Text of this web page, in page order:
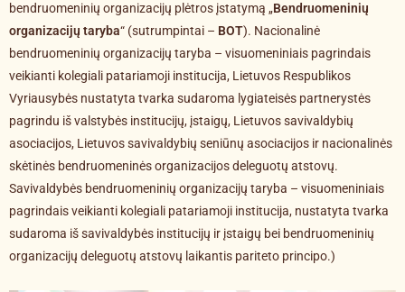
bendruomeninių organizacijų plėtros įstatymą „Bendruomeninių
organizacijų taryba“ (sutrumpintai – BOT). Nacionalinė
bendruomeninių organizacijų taryba – visuomeniniais pagrindais
veikianti kolegiali patariamoji institucija, Lietuvos Respublikos
Vyriausybės nustatyta tvarka sudaroma lygiateisės partnerystės
pagrindu iš valstybės institucijų, įstaigų, Lietuvos savivaldybių
asociacijos, Lietuvos savivaldybių seniūnų asociacijos ir nacionalinės
skėtinės bendruomeninės organizacijos deleguotų atstovų.
Savivaldybės bendruomeninių organizacijų taryba – visuomeniniais
pagrindais veikianti kolegiali patariamoji institucija, nustatyta tvarka
sudaroma iš savivaldybės institucijų ir įstaigų bei bendruomeninių
organizacijų deleguotų atstovų laikantis pariteto principo.)